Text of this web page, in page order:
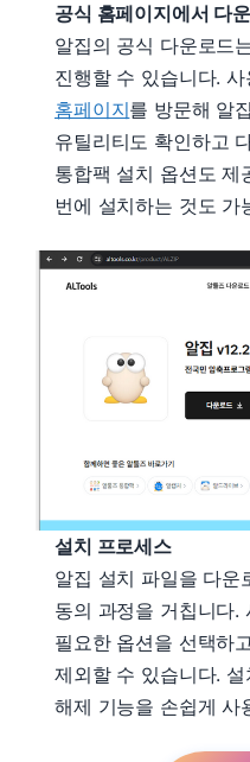
공식 홈페이지에서 다
알집의 공식 다운로드
진행할 수 있습니다.
홈페이지를 방문해 알
유틸리티도 확인하고
통합팩 설치 옵션도 제
번에 설치하는 것도 가
설치 프로세스
알집 설치 파일을 다운
동의 과정을 거칩니다.
필요한 옵션을 선택하
제외할 수 있습니다.
해제 기능을 손쉽게 사